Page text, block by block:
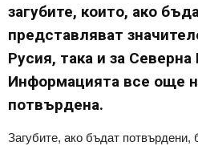
загубите, които, ако
представляват
Русия, така и за Северна
Информацията все още
потвърдена.
Загубите, ако бъдат потвърдени,